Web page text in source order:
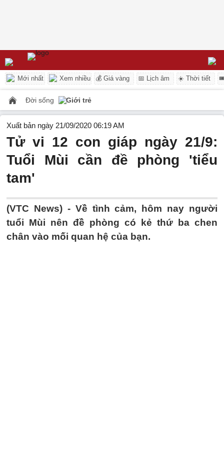
Mới nhất Xem nhiều 💰 Giá vàng 📅 Lịch âm ☀️ Thời tiết
Đời sống Giới trẻ
Xuất bản ngày 21/09/2020 06:19 AM
Tử vi 12 con giáp ngày 21/9:
Tuổi Mùi cần đề phòng 'tiểu
tam'
(VTC News) - Về tình cảm, hôm nay người
tuổi Mùi nên đề phòng có kẻ thứ ba chen
chân vào mối quan hệ của bạn.